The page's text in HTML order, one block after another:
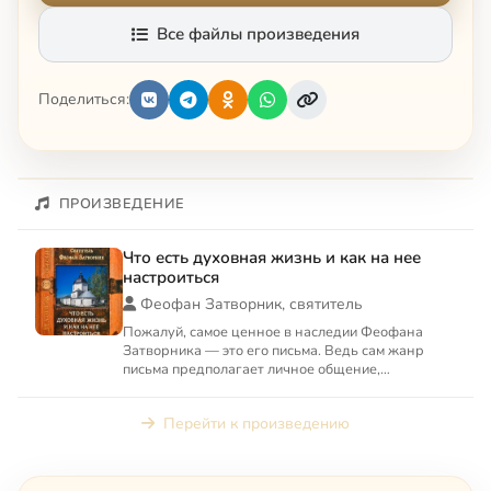
Все файлы произведения
Поделиться:
ПРОИЗВЕДЕНИЕ
Что есть духовная жизнь и как на нее
настроиться
Феофан Затворник, святитель
Пожалуй, самое ценное в наследии Феофана
Затворника — это его письма. Ведь сам жанр
письма предполагает личное общение,
Перейти к произведению